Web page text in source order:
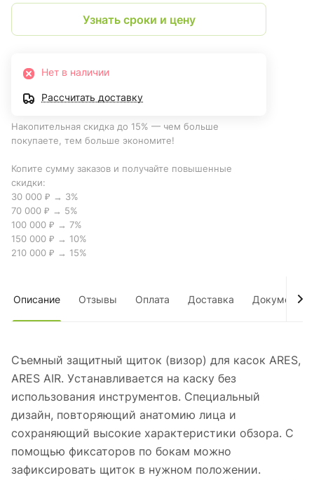
Узнать сроки и цену
Нет в наличии
Рассчитать доставку
Накопительная скидка до 15% — чем больше
покупаете, тем больше экономите!
Копите сумму заказов и получайте повышенные
скидки:
30 000 ₽ → 3%
70 000 ₽ → 5%
100 000 ₽ → 7%
150 000 ₽ → 10%
210 000 ₽ → 15%
Описание Отзывы Оплата Доставка Документы
Съемный защитный щиток (визор) для касок ARES,
ARES AIR. Уcтанавливается на каску без
использования инструментов. Специальный
дизайн, повторяющий анатомию лица и
сохраняющий высокие характеристики обзора. С
помощью фиксаторов по бокам можно
зафиксировать щиток в нужном положении.